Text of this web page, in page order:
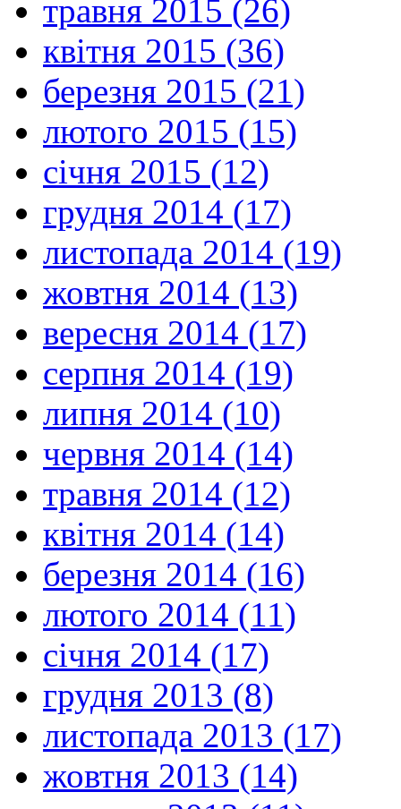
травня 2015 (26)
квітня 2015 (36)
березня 2015 (21)
лютого 2015 (15)
січня 2015 (12)
грудня 2014 (17)
листопада 2014 (19)
жовтня 2014 (13)
вересня 2014 (17)
серпня 2014 (19)
липня 2014 (10)
червня 2014 (14)
травня 2014 (12)
квітня 2014 (14)
березня 2014 (16)
лютого 2014 (11)
січня 2014 (17)
грудня 2013 (8)
листопада 2013 (17)
жовтня 2013 (14)